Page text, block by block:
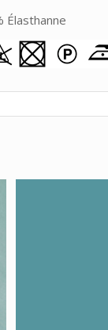
Élasthanne